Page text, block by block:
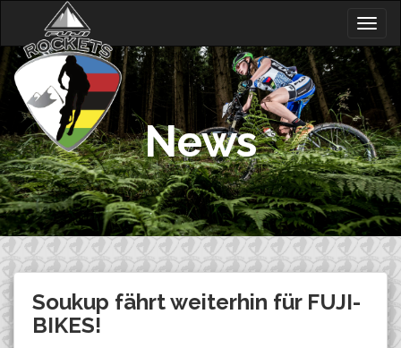
content
News
Soukup fährt weiterhin für FUJI-
BIKES!